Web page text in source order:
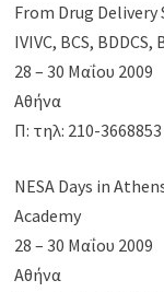
From Drug
IVIVC, BCS,
28 – 30 Μαΐου 2009
Αθήνα
Π: τηλ: 210-3668853
NESA Days in
Academy
28 – 30 Μαΐου 2009
Αθήνα